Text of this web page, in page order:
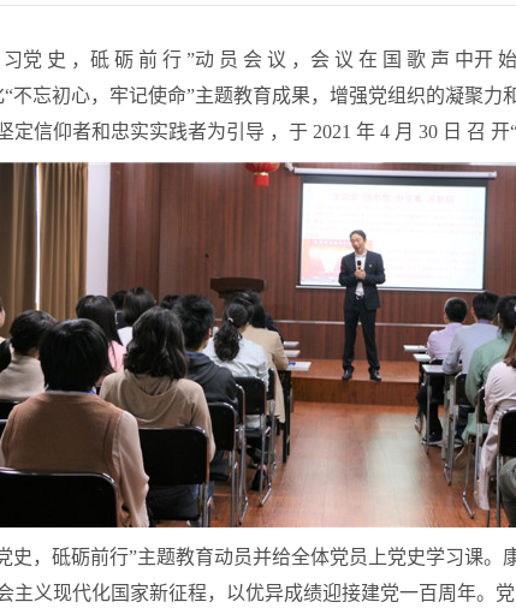
习党 史 ，砥 砺 前 行 ”动 员 会 议 ，会 议 在 国 歌 声 中开
忘初心，牢记使命”主题教育成果，增强党组织的凝聚力
信仰者和忠实实践者为引导 ，于 2021 年 4 月 30 日 召 开
，砥砺前行”主题教育动员并给全体党员上党史学习课。
主义现代化国家新征程，以优异成绩迎接建党一百周年。